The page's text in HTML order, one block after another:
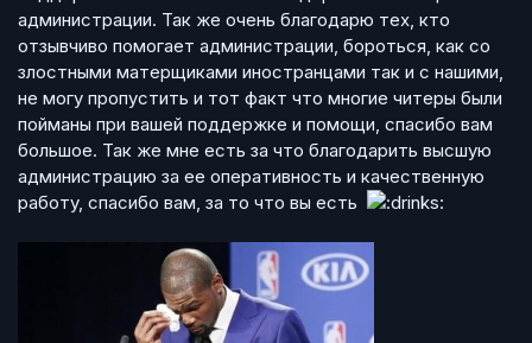
администрации. Так же очень благодарю тех, кто
отзывчиво помогает администрации, бороться, как со
злостными матерщиками иностранцами так и с нашими,
не могу пропустить и тот факт что многие читеры были
пойманы при вашей поддержке и помощи, спасибо вам
большое. Так же мне есть за что благодарить высшую
администрацию за ее оперативность и качественную
работу, спасибо вам, за то что вы есть